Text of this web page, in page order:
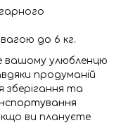
до 6 кг.
вашому улюбленцю
продуманій
зберігання та
ви плануєте